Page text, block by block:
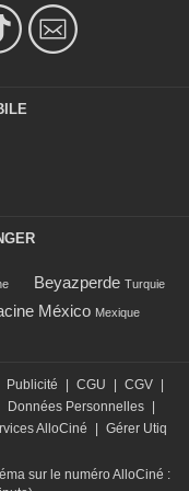
Beyazperde Turquie
México Mexique
Publicité CGU CGV
Données Personnelles
AlloCiné
Gérer Utiq
sur le numéro AlloCiné :